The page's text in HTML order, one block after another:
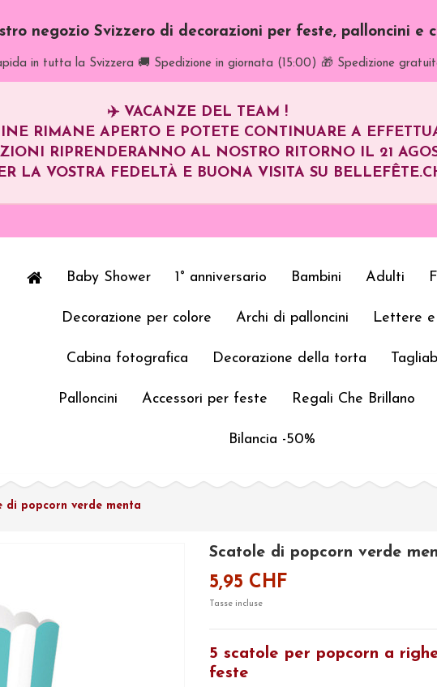
negozio Svizzero di decorazioni per feste, palloncini e
in tutta la Svizzera 🚚 Spedizione in giornata (15:00) 🎁 Spedizione
✈️ VACANZE DEL TEAM !
RIMANE APERTO E POTETE CONTINUARE A
RIPRENDERANNO AL NOSTRO RITORNO IL 21
LA VOSTRA FEDELTÀ E BUONA VISITA SU
Baby Shower 1° anniversario Bambini Adulti
Decorazione per colore Archi di palloncini Lettere e
Cabina fotografica Decorazione della torta
Palloncini Accessori per feste Regali Che Brillano
Bilancia -50%
di popcorn verde menta
Scatole di popcorn verde
5,95 CHF
Tasse incluse
5 scatole per popcorn a
feste